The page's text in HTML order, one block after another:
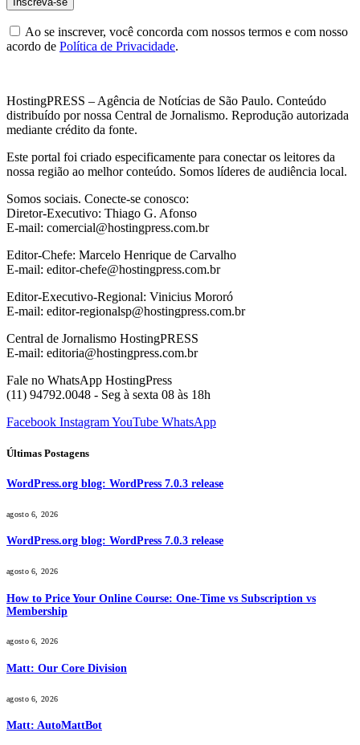
Ao se inscrever, você concorda com nossos termos e com nosso
acordo de Política de Privacidade.
HostingPRESS – Agência de Notícias de São Paulo. Conteúdo
distribuído por nossa Central de Jornalismo. Reprodução autorizada
mediante crédito da fonte.
Este portal foi criado especificamente para conectar os leitores da
nossa região ao melhor conteúdo. Somos líderes de audiência local.
Somos sociais. Conecte-se conosco:
Diretor-Executivo: Thiago G. Afonso
E-mail: comercial@hostingpress.com.br
Editor-Chefe: Marcelo Henrique de Carvalho
E-mail: editor-chefe@hostingpress.com.br
Editor-Executivo-Regional: Vinicius Mororó
E-mail: editor-regionalsp@hostingpress.com.br
Central de Jornalismo HostingPRESS
E-mail: editoria@hostingpress.com.br
Fale no WhatsApp HostingPress
(11) 94792.0048 - Seg à sexta 08 às 18h
Facebook InstagramYouTube WhatsApp
Últimas Postagens
WordPress.org blog: WordPress 7.0.3 release
agosto 6, 2026
WordPress.org blog: WordPress 7.0.3 release
agosto 6, 2026
How to Price Your Online Course: One-Time vs Subscription vs
Membership
agosto 6, 2026
Matt: Our Core Division
agosto 6, 2026
Matt: AutoMattBot